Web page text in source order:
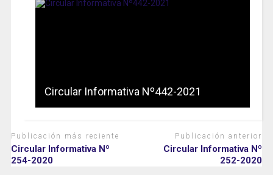
Circular Informativa Nº442-2021
Publicación más reciente
Circular Informativa Nº
254-2020
Publicación anterior
Circular Informativa Nº
252-2020